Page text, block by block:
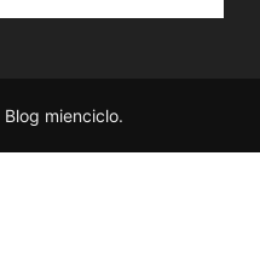
Blog mienciclo.